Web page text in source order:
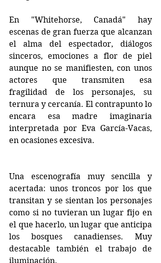
En "Whitehorse, Canadá" hay
escenas de gran fuerza que alcanzan
el alma del espectador, diálogos
sinceros, emociones a flor de piel
aunque no se manifiesten, con unos
actores que transmiten esa
fragilidad de los personajes, su
ternura y cercanía. El contrapunto lo
encara esa madre imaginaria
interpretada por Eva García-Vacas,
en ocasiones excesiva.
Una escenografía muy sencilla y
acertada: unos troncos por los que
transitan y se sientan los personajes
como si no tuvieran un lugar fijo en
el que hacerlo, un lugar que anticipa
los bosques canadienses. Muy
destacable también el trabajo de
iluminación.